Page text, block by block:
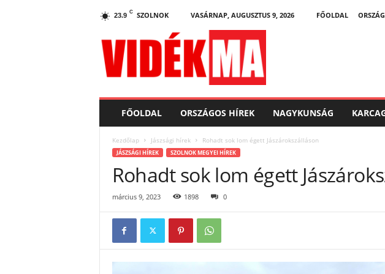
23.9 C SZOLNOK VASÁRNAP, AUGUSZTUS 9, 2026 FŐOLDAL
d
FŐOLDAL ORSZÁGOS HÍREK NAGYKUNSÁG
Kezdőlap Jászsági hírek Rohadt sok lom égett Jászárokszálláson
JÁSZSÁGI HÍREK SZOLNOK MEGYEI HÍREK
Rohadt sok lom égett
március 9, 2023 1898 0